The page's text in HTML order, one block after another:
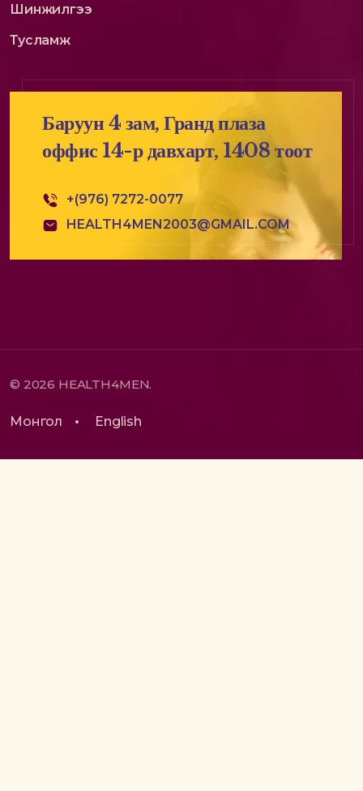
Шинжилгээ
Тусламж
Баруун 4 зам, Гранд плаза
оффис 14-р давхарт, 1408 тоот
+(976) 7272-0077
HEALTH4MEN2003@GMAIL.COM
© 2026 HEALTH4MEN.
Монгол English